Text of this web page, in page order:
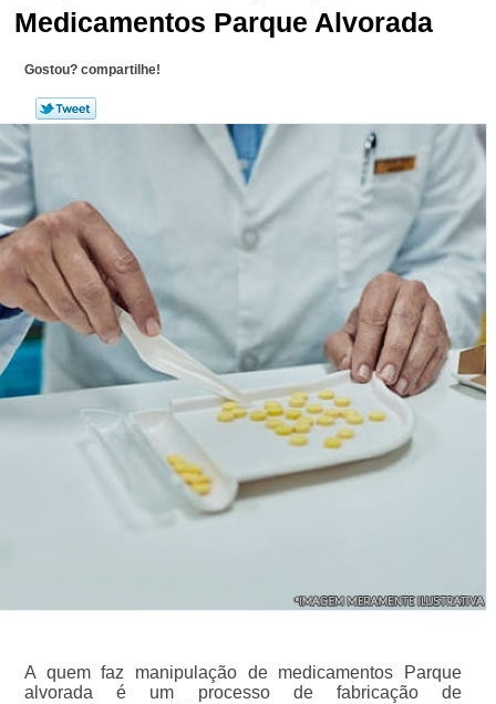
Medicamentos Parque Alvorada
Gostou? compartilhe!
A quem faz manipulação de medicamentos Parque
alvorada é um processo de fabricação de